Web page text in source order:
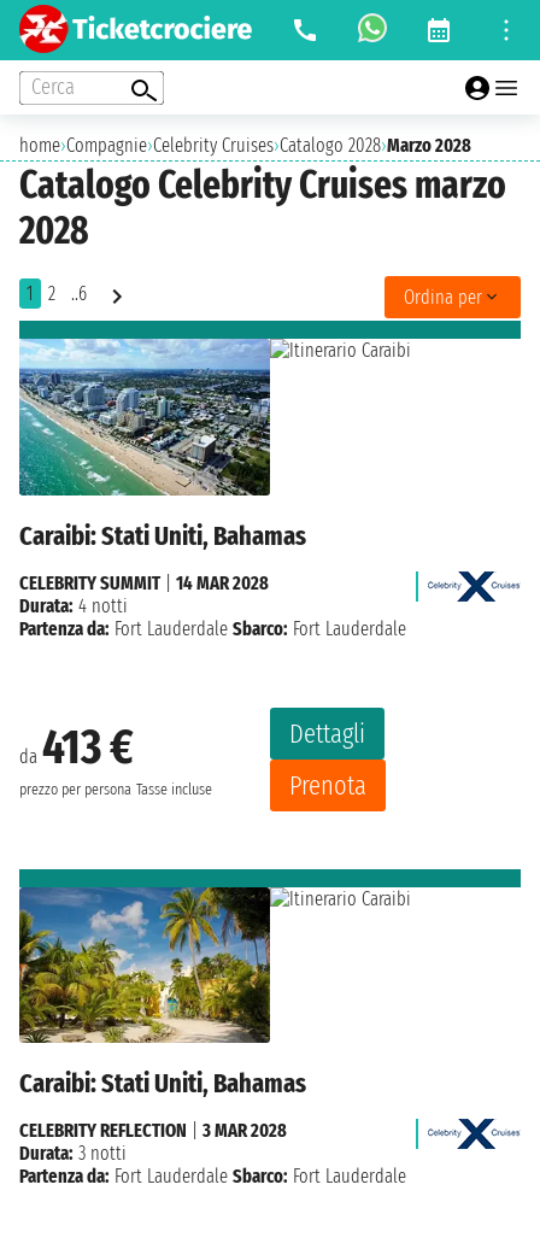
Cerca
home›Compagnie›Celebrity Cruises›Catalogo 2028›Marzo 2028
Catalogo Celebrity Cruises marzo
2028
1 2 ..6 Ordina per
Caraibi: Stati Uniti, Bahamas
da 413 €
prezzo per persona Tasse incluse
Dettagli
Prenota
CELEBRITY SUMMIT| 14 MAR 2028
Durata: 4 notti
Partenza da: Fort Lauderdale Sbarco: Fort Lauderdale
Caraibi: Stati Uniti, Bahamas
CELEBRITY REFLECTION
3 MAR 2028
Durata: 3 notti
Partenza da: Fort Lauderdale Sbarco: Fort Lauderdale